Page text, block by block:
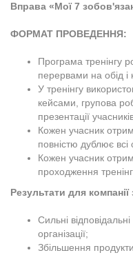
Вправа «Мої 7
ФОРМАТ ПРОВЕДЕННЯ:
Програма тренінгу
перервами на обід і
У тренінгу
кейсами, групова
презентації
Кожен учасник
повністю дублює всі
Кожен учасник
проходження
Результати для
Сильні
організації;
Збільшення